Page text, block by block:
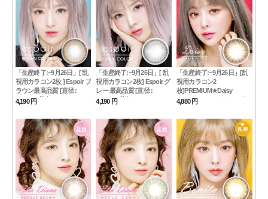
「生産終了:~9月26日」[ 乱
視用カラコン2枚 ] Espoir ブ
ラウン最高品質 [直径 :
14.0mm 着色：13.4mm]ア
4,190 円
「生産終了:~9月26日」[ 乱
視用カラコン2枚] Espoir グ
レー 最高品質 [直径 :
14.0mm 着色：13.4mm]ア
4,190 円
「生産終了:~9月26日」[乱
視用カラコン2
枚]PREMIUM★Daisy
Shasha Choco★ナチュラ
色：13.4mm]
4,880 円